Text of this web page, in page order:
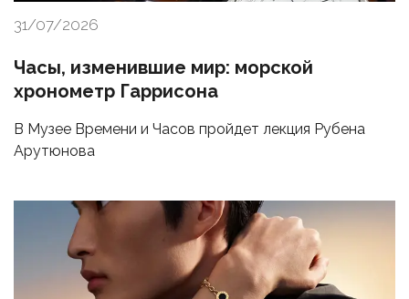
31/07/2026
Часы, изменившие мир: морской
хронометр Гаррисона
В Музее Времени и Часов пройдет лекция Рубена
Арутюнова